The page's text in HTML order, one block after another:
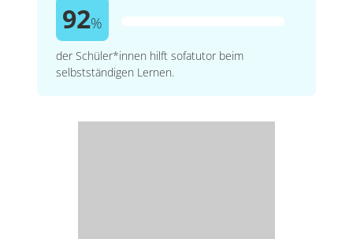
92%
der Schüler*innen hilft sofatutor beim
selbstständigen Lernen.